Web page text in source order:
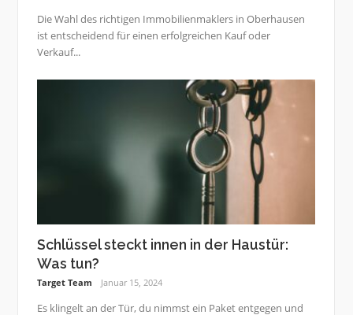
Die Wahl des richtigen Immobilienmaklers in Oberhausen
ist entscheidend für einen erfolgreichen Kauf oder
Verkauf...
Schlüssel steckt innen in der Haustür:
Was tun?
Target Team Januar 15, 2024
Es klingelt an der Tür, du nimmst ein Paket entgegen und